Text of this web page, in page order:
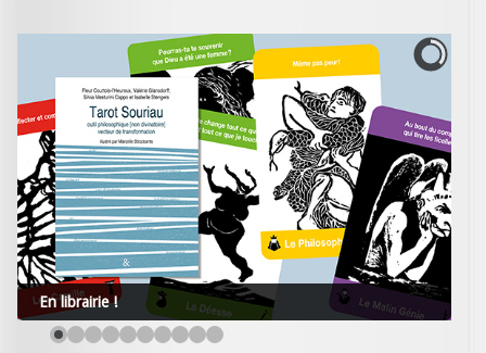
En librairie !